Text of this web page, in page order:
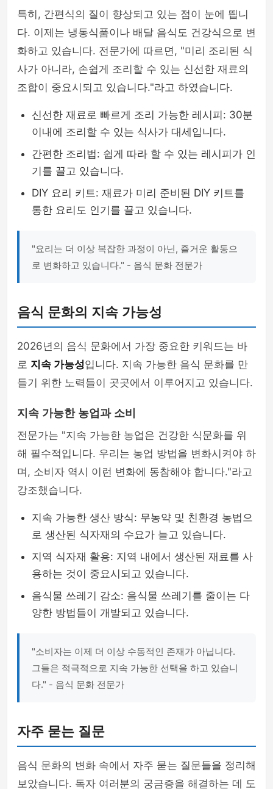
특히, 간편식의 질이 향상되고 있는 점이 눈에 띕니
다. 이제는 냉동식품이나 배달 음식도 건강식으로 변
화하고 있습니다. 전문가에 따르면, "미리 조리된 식
사가 아니라, 손쉽게 조리할 수 있는 신선한 재료의
조합이 중요시되고 있습니다."라고 하였습니다.
신선한 재료로 빠르게 조리 가능한 레시피: 30분
이내에 조리할 수 있는 식사가 대세입니다.
간편한 조리법: 쉽게 따라 할 수 있는 레시피가 인
기를 끌고 있습니다.
DIY 요리 키트: 재료가 미리 준비된 DIY 키트를
통한 요리도 인기를 끌고 있습니다.
"요리는 더 이상 복잡한 과정이 아닌, 즐거운 활동으
로 변화하고 있습니다." - 음식 문화 전문가
음식 문화의 지속 가능성
2026년의 음식 문화에서 가장 중요한 키워드는 바
로 지속 가능성입니다. 지속 가능한 음식 문화를 만
들기 위한 노력들이 곳곳에서 이루어지고 있습니다.
지속 가능한 농업과 소비
전문가는 "지속 가능한 농업은 건강한 식문화를 위
해 필수적입니다. 우리는 농업 방법을 변화시켜야 하
며, 소비자 역시 이런 변화에 동참해야 합니다."라고
강조했습니다.
지속 가능한 생산 방식: 무농약 및 친환경 농법으
로 생산된 식자재의 수요가 늘고 있습니다.
지역 식자재 활용: 지역 내에서 생산된 재료를 사
용하는 것이 중요시되고 있습니다.
음식물 쓰레기 감소: 음식물 쓰레기를 줄이는 다
양한 방법들이 개발되고 있습니다.
"소비자는 이제 더 이상 수동적인 존재가 아닙니다.
그들은 적극적으로 지속 가능한 선택을 하고 있습니
다." - 음식 문화 전문가
자주 묻는 질문
음식 문화의 변화 속에서 자주 묻는 질문들을 정리해
보았습니다. 독자 여러분의 궁금증을 해결하는 데 도